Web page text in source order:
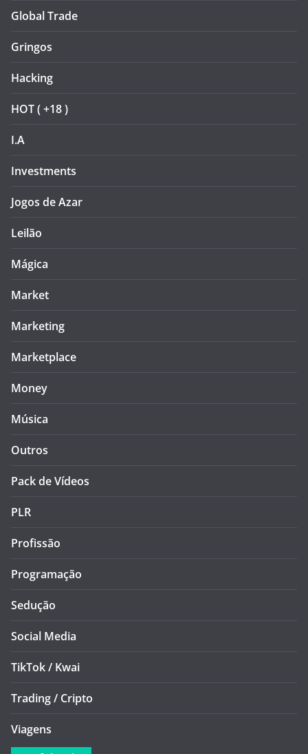
Global Trade
Gringos
Hacking
HOT ( +18 )
I.A
Investments
Jogos de Azar
Leilão
Mágica
Market
Marketing
Marketplace
Money
Música
Outros
Pack de Vídeos
PLR
Profissão
Programação
Sedução
Social Media
TikTok / Kwai
Trading / Cripto
Viagens